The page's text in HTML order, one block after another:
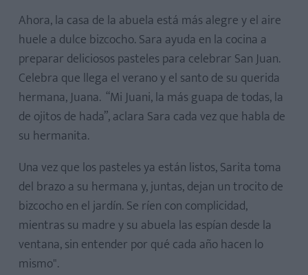
Ahora, la casa de la abuela está más alegre y el aire
huele a dulce bizcocho. Sara ayuda en la cocina a
preparar deliciosos pasteles para celebrar San Juan.
Celebra que llega el verano y el santo de su querida
hermana, Juana. “Mi Juani, la más guapa de todas, la
de ojitos de hada”, aclara Sara cada vez que habla de
su hermanita.
Una vez que los pasteles ya están listos, Sarita toma
del brazo a su hermana y, juntas, dejan un trocito de
bizcocho en el jardín. Se ríen con complicidad,
mientras su madre y su abuela las espían desde la
ventana, sin entender por qué cada año hacen lo
mismo".